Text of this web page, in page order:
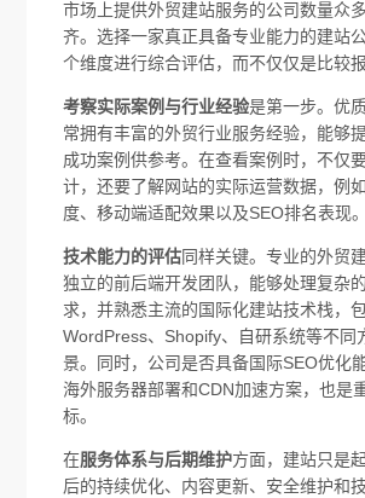
市场上提供外贸建站服务的公司数量众
齐。选择一家真正具备专业能力的建站
个维度进行综合评估，而不仅仅是比较报
考察实际案例与行业经验是第一步。优
常拥有丰富的外贸行业服务经验，能够
成功案例供参考。在查看案例时，不仅
计，还要了解网站的实际运营数据，例
度、移动端适配效果以及SEO排名表现。
技术能力的评估同样关键。专业的外贸
独立的前后端开发团队，能够处理复杂
求，并熟悉主流的国际化建站技术栈，
WordPress、Shopify、自研系统等不同
景。同时，公司是否具备国际SEO优化
海外服务器部署和CDN加速方案，也是
标。
在服务体系与后期维护方面，建站只是
后的持续优化、内容更新、安全维护和